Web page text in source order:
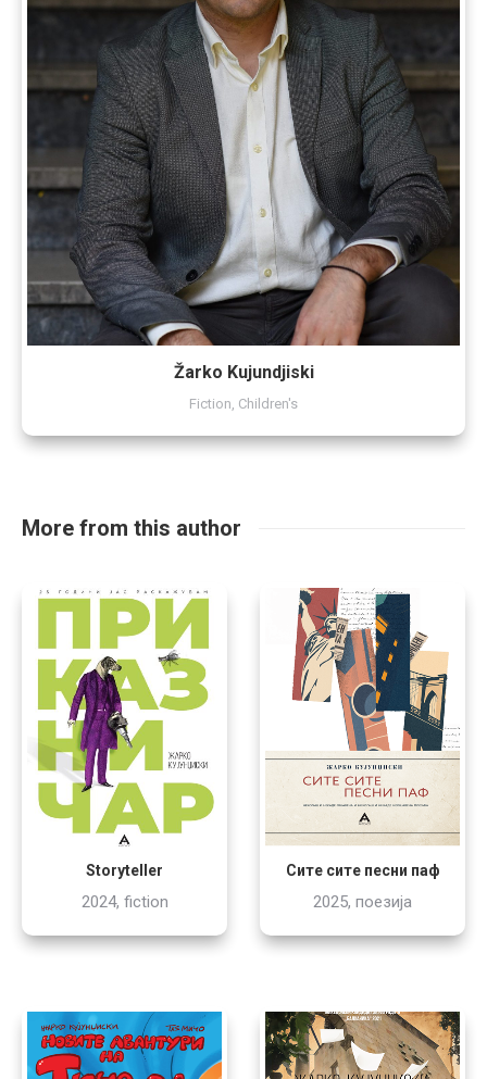
Žаrko Kujundjiski
Fiction Children's
More from this author
Storyteller
2024, fiction
Сите сите песни паф
2025, поезија